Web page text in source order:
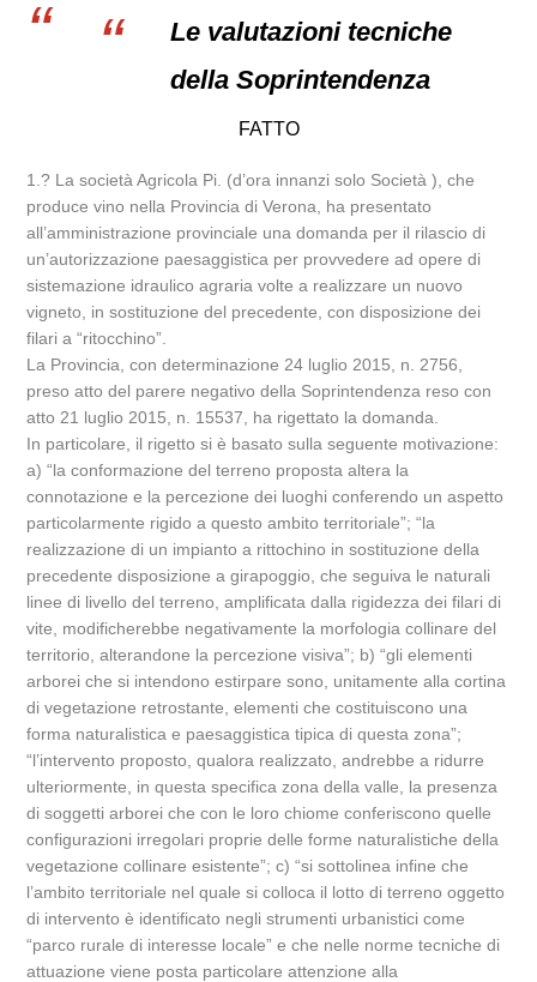
Le valutazioni tecniche
della Soprintendenza
FATTO
1.? La società Agricola Pi. (d’ora innanzi solo Società ), che
produce vino nella Provincia di Verona, ha presentato
all’amministrazione provinciale una domanda per il rilascio di
un’autorizzazione paesaggistica per provvedere ad opere di
sistemazione idraulico agraria volte a realizzare un nuovo
vigneto, in sostituzione del precedente, con disposizione dei
filari a “ritocchino”.
La Provincia, con determinazione 24 luglio 2015, n. 2756,
preso atto del parere negativo della Soprintendenza reso con
atto 21 luglio 2015, n. 15537, ha rigettato la domanda.
In particolare, il rigetto si è basato sulla seguente motivazione:
a) “la conformazione del terreno proposta altera la
connotazione e la percezione dei luoghi conferendo un aspetto
particolarmente rigido a questo ambito territoriale”; “la
realizzazione di un impianto a rittochino in sostituzione della
precedente disposizione a girapoggio, che seguiva le naturali
linee di livello del terreno, amplificata dalla rigidezza dei filari di
vite, modificherebbe negativamente la morfologia collinare del
territorio, alterandone la percezione visiva”; b) “gli elementi
arborei che si intendono estirpare sono, unitamente alla cortina
di vegetazione retrostante, elementi che costituiscono una
forma naturalistica e paesaggistica tipica di questa zona”;
“l’intervento proposto, qualora realizzato, andrebbe a ridurre
ulteriormente, in questa specifica zona della valle, la presenza
di soggetti arborei che con le loro chiome conferiscono quelle
configurazioni irregolari proprie delle forme naturalistiche della
vegetazione collinare esistente”; c) “si sottolinea infine che
l’ambito territoriale nel quale si colloca il lotto di terreno oggetto
di intervento è identificato negli strumenti urbanistici come
“parco rurale di interesse locale” e che nelle norme tecniche di
attuazione viene posta particolare attenzione alla